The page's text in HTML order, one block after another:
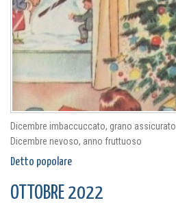
Dicembre imbaccuccato, grano assicurato
Dicembre nevoso, anno fruttuoso
Detto popolare
OTTOBRE 2022